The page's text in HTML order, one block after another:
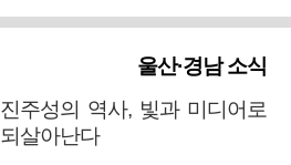
울산·경남 소식
진주성의 역사, 빛과 미디어로
되살아난다